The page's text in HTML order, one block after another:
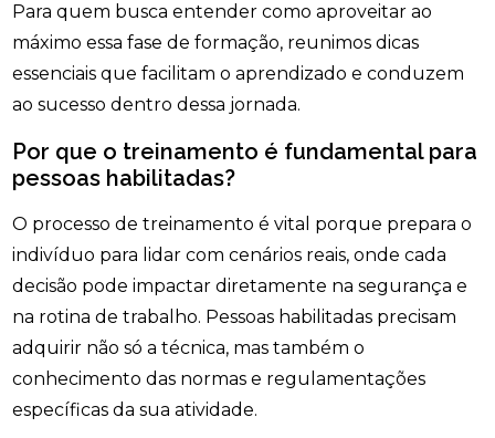
Para quem busca entender como aproveitar ao
máximo essa fase de formação, reunimos dicas
essenciais que facilitam o aprendizado e conduzem
ao sucesso dentro dessa jornada.
Por que o treinamento é fundamental para
pessoas habilitadas?
O processo de treinamento é vital porque prepara o
indivíduo para lidar com cenários reais, onde cada
decisão pode impactar diretamente na segurança e
na rotina de trabalho. Pessoas habilitadas precisam
adquirir não só a técnica, mas também o
conhecimento das normas e regulamentações
específicas da sua atividade.